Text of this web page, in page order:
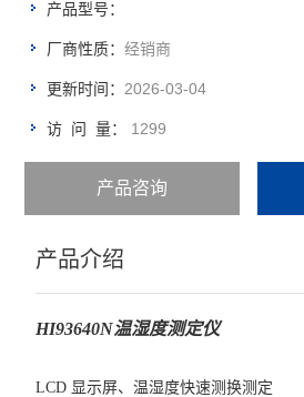
水质采样器
产品型号：
厂商性质：经销商
更新时间：2026-03-04
访 问 量： 1299
产品咨询
产品介绍
HI93640N温湿度测定仪
LCD 显示屏、温湿度快速测换测定